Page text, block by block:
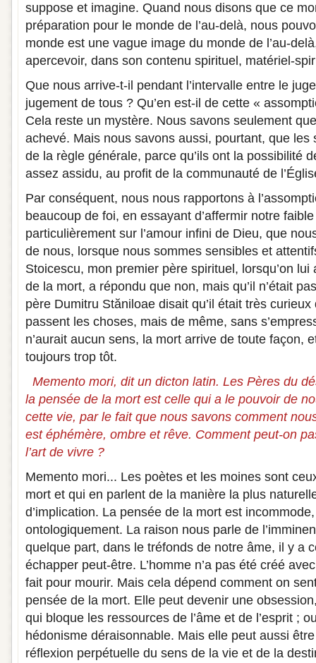
suppose et imagine. Quand nous disons que ce
préparation pour le monde de l’au-delà, nous
monde est une vague image du monde de l’au-
apercevoir, dans son contenu spirituel, matériel-
Que nous arrive-t-il pendant l’intervalle entre le
jugement de tous ? Qu’en est-il de cette «
Cela reste un mystère. Nous savons seulement
achevé. Mais nous savons aussi, pourtant, que les
de la règle générale, parce qu’ils ont la possibilité
assez assidu, au profit de la communauté de
Par conséquent, nous nous rapportons à
beaucoup de foi, en essayant d’affermir notre
particulièrement sur l’amour infini de Dieu, que
de nous, lorsque nous sommes sensibles et
Stoicescu, mon premier père spirituel, lorsqu’on lui
de la mort, a répondu que non, mais qu’il n’était
père Dumitru Stăniloae disait qu’il était très
passent les choses, mais de même, sans
n’aurait aucun sens, la mort arrive de toute façon,
toujours trop tôt.
Memento mori, dit un dicton latin. Les Pères du
la pensée de la mort est celle qui a le pouvoir de
cette vie, par le fait que nous savons comment
est éphémère, ombre et rêve. Comment peut-on
l’art de vivre ?
Memento mori... Les poètes et les moines sont
mort et qui en parlent de la manière la plus
d’implication. La pensée de la mort est
ontologiquement. La raison nous parle de
quelque part, dans le tréfonds de notre âme, il y a
échapper peut-être. L’homme n’a pas été créé
fait pour mourir. Mais cela dépend comment on
pensée de la mort. Elle peut devenir une
qui bloque les ressources de l’âme et de l’esprit ;
hédonisme déraisonnable. Mais elle peut aussi
réflexion perpétuelle du sens de la vie et de la